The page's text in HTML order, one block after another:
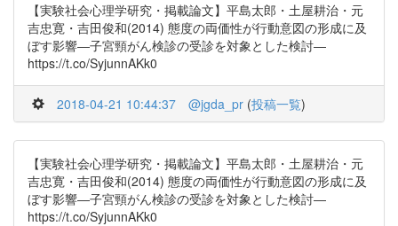
【実験社会心理学研究・掲載論文】平島太郎・土屋耕治・元
吉忠寛・吉田俊和(2014) 態度の両価性が行動意図の形成に及
ぼす影響―子宮頸がん検診の受診を対象とした検討―
https://t.co/SyjunnAKk0
2018-04-21 10:44:37 @jgda_pr (投稿一覧)
【実験社会心理学研究・掲載論文】平島太郎・土屋耕治・元
吉忠寛・吉田俊和(2014) 態度の両価性が行動意図の形成に及
ぼす影響―子宮頸がん検診の受診を対象とした検討―
https://t.co/SyjunnAKk0